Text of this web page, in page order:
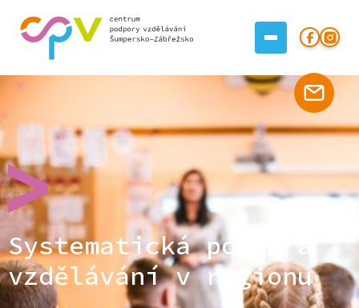
Systematická podpora
vzdělávání v regionu